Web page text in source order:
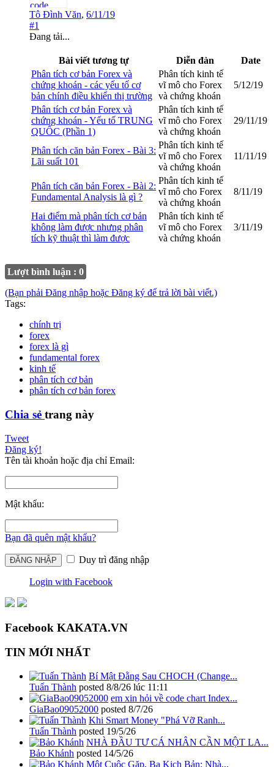
Tô Đình Văn, 6/11/19
#1
Đang tải...
Bài viết tương tự Diễn đàn
Date
Phân tích cơ bản Forex và
chứng khoán - các yếu tố cơ
bản chính điều khiển thị trường
Phân tích kinh tế
vĩ mô cho Forex
và chứng khoán
5/12/19
Phân tích cơ bản Forex và
chứng khoán - Yếu tố TRUNG
QUỐC (Phần 1)
Phân tích kinh tế
vĩ mô cho Forex
và chứng khoán
29/11/19
Phân tích căn bản Forex - Bài 3:
Lãi suất 101
Phân tích kinh tế
vĩ mô cho Forex
và chứng khoán
11/11/19
Phân tích căn bản Forex - Bài 2:
Fundamental Analysis là gì ?
Phân tích kinh tế
vĩ mô cho Forex
và chứng khoán
8/11/19
Hai điểm mà phân tích cơ bản
không làm được nhưng phân
tích kỹ thuật thì làm được
Phân tích kinh tế
vĩ mô cho Forex
và chứng khoán
3/11/19
Lượt bình luận : 0
(Bạn phải Đăng nhập hoặc Đăng ký để trả lời bài viết.)
Tags:
chính trị
forex
forex là gì
fundamental forex
kinh tế
phân tích cơ bản
phân tích cơ bản forex
Chia sẻ trang này
Tweet
Đăng ký!
Tên tài khoản hoặc địa chỉ Email:
Mật khẩu:
Bạn đã quên mật khẩu?
Duy trì đăng nhập
Login with Facebook
Facebook KAKATA.VN
TIN MỚI NHẤT
Bí Mật Đằng Sau CHOCH (Change...
Tuấn Thành posted 8/8/26 lúc 11:11
em xin hỏi về code chart Index...
GiaBao09052000 posted 8/7/26
Khi Smart Money "Phá Vỡ Ranh...
Tuấn Thành posted 19/5/26
NHÀ ĐẦU TƯ CÁ NHÂN CẦN MỘT LA...
Bảo Khánh posted 14/5/26
Một Cuộc Gặp, Ba Kịch Bản: Nhà...